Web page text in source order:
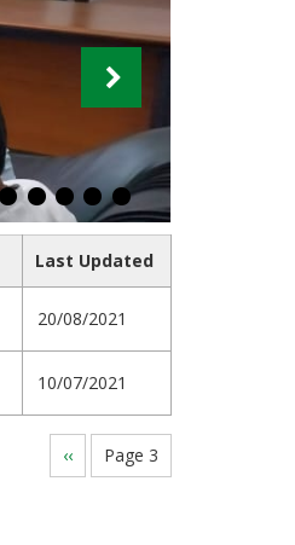
Last Updated
20/08/2021
10/07/2021
Previous
page
‹‹ Page 3